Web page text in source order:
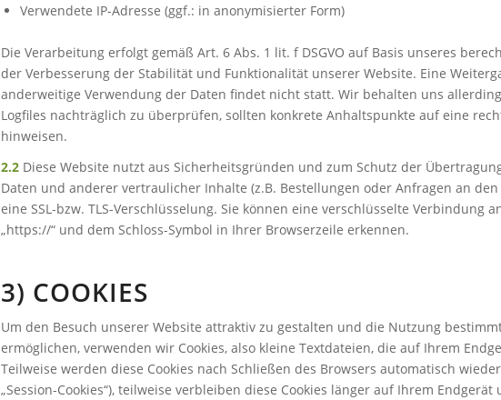
Verwendete IP-Adresse (ggf.: in anonymisierter Form)
Die Verarbeitung erfolgt gemäß Art. 6 Abs. 1 lit. f DSGVO auf Basis unseres
der Verbesserung der Stabilität und Funktionalität unserer Website. Eine
anderweitige Verwendung der Daten findet nicht statt. Wir behalten uns
Logfiles nachträglich zu überprüfen, sollten konkrete Anhaltspunkte auf eine
hinweisen.
2.2Diese Website nutzt aus Sicherheitsgründen und zum Schutz der
Daten und anderer vertraulicher Inhalte (z.B. Bestellungen oder Anfragen an
eine SSL-bzw. TLS-Verschlüsselung. Sie können eine verschlüsselte Verbindung
„https://“ und dem Schloss-Symbol in Ihrer Browserzeile erkennen.
3) COOKIES
Um den Besuch unserer Website attraktiv zu gestalten und die Nutzung
ermöglichen, verwenden wir Cookies, also kleine Textdateien, die auf Ihrem
Teilweise werden diese Cookies nach Schließen des Browsers automatisch
„Session-Cookies“), teilweise verbleiben diese Cookies länger auf Ihrem